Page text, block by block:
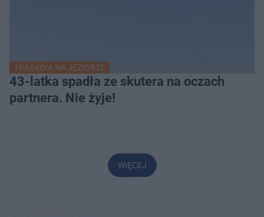
TRAGEDIA NA JEZIORZE
43-latka spadła ze skutera na oczach
partnera. Nie żyje!
WIĘCEJ